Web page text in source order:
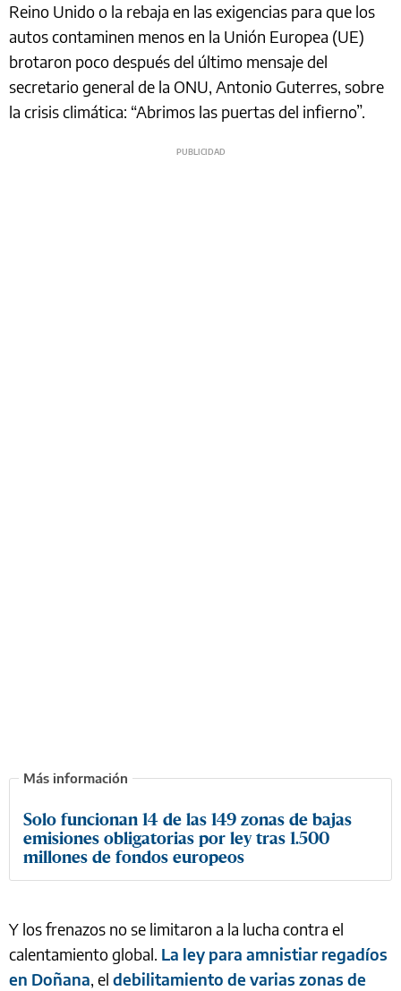
Reino Unido o la rebaja en las exigencias para que los
autos contaminen menos en la Unión Europea (UE)
brotaron poco después del último mensaje del
secretario general de la ONU, Antonio Guterres, sobre
la crisis climática: “Abrimos las puertas del infierno”.
Solo funcionan 14 de las 149 zonas de bajas
emisiones obligatorias por ley tras 1.500
millones de fondos europeos
Y los frenazos no se limitaron a la lucha contra el
calentamiento global. La ley para amnistiar regadíos
en Doñana, el debilitamiento de varias zonas de